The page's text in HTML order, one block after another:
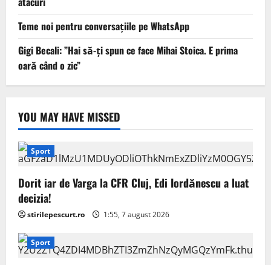
Teme noi pentru conversațiile pe WhatsApp
Gigi Becali: ”Hai să-ți spun ce face Mihai Stoica. E prima
oară când o zic”
YOU MAY HAVE MISSED
Sport
Dorit iar de Varga la CFR Cluj, Edi Iordănescu a luat
decizia!
stirilepescurt.ro 1:55, 7 august 2026
Sport